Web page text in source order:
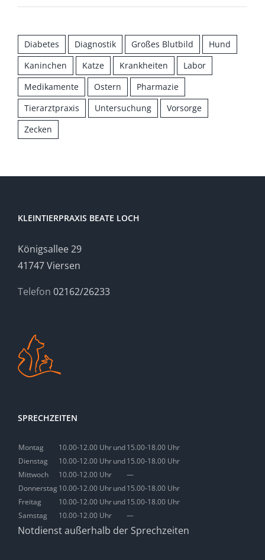
Diabetes Diagnostik Großes Blutbild
Hund
Kaninchen
Katze Krankheiten
Labor
Medikamente
Ostern
Pharmazie
Tierarztpraxis
Untersuchung
Vorsorge
Zecken
KLEINTIERPRAXIS BEATE LOCH
Königsallee 29
41747 Viersen
Telefon 02162/26233
SPRECHZEITEN
Montag 10.00-12.00 Uhrund15.00-18.00 Uhr
Dienstag
10.00-12.00 Uhrund15.00-18.00 Uhr
Mittwoch
10.00-12.00 Uhr
—
Donnerstag10.00-12.00 Uhrund15.00-18.00 Uhr
Freitag
10.00-12.00 Uhrund15.00-18.00 Uhr
Samstag
10.00-12.00 Uhr —
Notdienst außerhalb der Sprechzeiten